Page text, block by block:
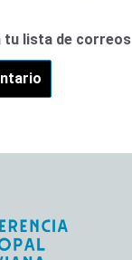
tu lista de correos